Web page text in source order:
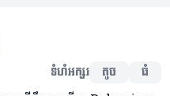
ទំហំអក្សរ តូច ធំ